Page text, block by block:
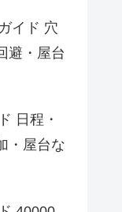
イド 穴
避・屋台
日程・
・屋台な